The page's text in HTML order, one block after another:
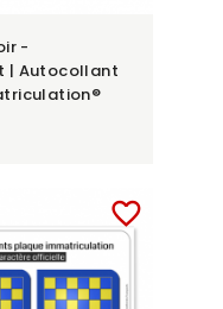
-
| Autocollant
favorite_border